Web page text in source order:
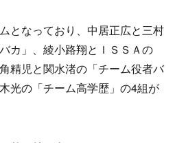
となっており、中居正広と三村
カ」、綾小路翔とＩＳＳＡの
精児と関水渚の「チーム役者バ
光の「チーム高学歴」の4組が